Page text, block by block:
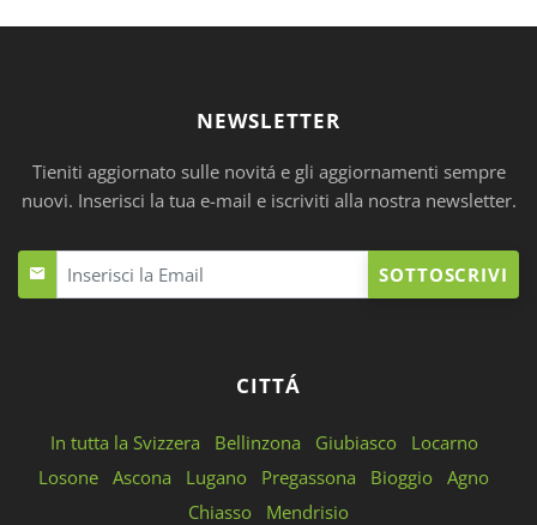
NEWSLETTER
Tieniti aggiornato sulle novitá e gli aggiornamenti sempre
nuovi. Inserisci la tua e-mail e iscriviti alla nostra newsletter.
SOTTOSCRIVI
CITTÁ
In tutta la Svizzera Bellinzona Giubiasco
Locarno
Losone Ascona Lugano Pregassona Bioggio Agno
Chiasso
Mendrisio